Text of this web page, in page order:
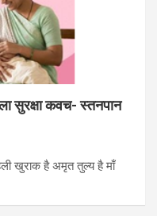
सुरक्षा कवच- स्तनपान
खुराक है अमृत तुल्य है माँ